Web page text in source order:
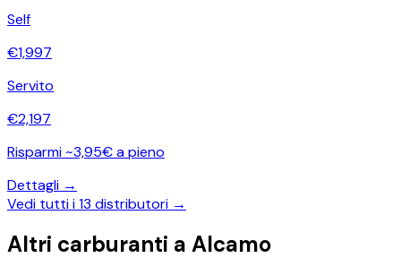
Self
€1,997
Servito
€2,197
Risparmi ~3,95€ a pieno
Dettagli →
Vedi tutti i13 distributori →
Altri carburanti a Alcamo